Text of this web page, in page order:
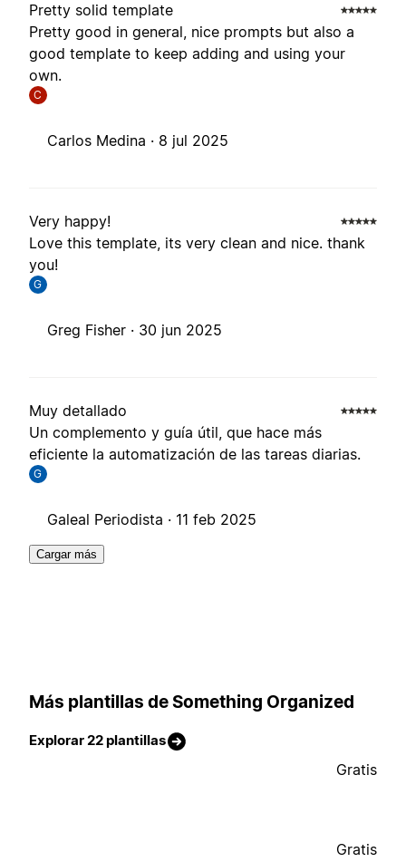
Pretty solid template
Pretty good in general, nice prompts but also a
good template to keep adding and using your
own.
C
Carlos Medina · 8 jul 2025
Very happy!
Love this template, its very clean and nice. thank
you!
G
Greg Fisher · 30 jun 2025
Muy detallado
Un complemento y guía útil, que hace más
eficiente la automatización de las tareas diarias.
G
Galeal Periodista · 11 feb 2025
Cargar más
Más plantillas de Something Organized
Explorar 22 plantillas
Gratis
Gratis